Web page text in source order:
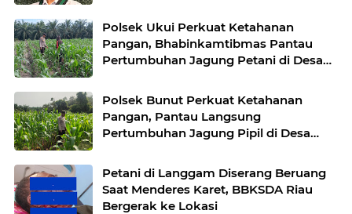
Polsek Ukui Perkuat Ketahanan
Pangan, Bhabinkamtibmas Pantau
Pertumbuhan Jagung Petani di Desa
Polsek Bunut Perkuat Ketahanan
Pangan, Pantau Langsung
Pertumbuhan Jagung Pipil di Desa
Petani di Langgam Diserang Beruang
Saat Menderes Karet, BBKSDA Riau
Bergerak ke Lokasi